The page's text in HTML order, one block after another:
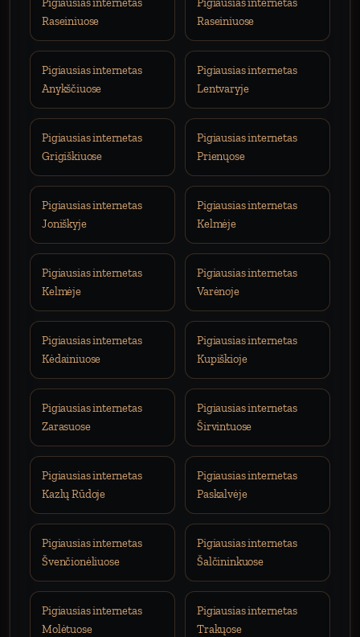
Raseiniuose
Raseiniuose
Pigiausias internetas
Anykščiuose
Pigiausias internetas
Lentvaryje
Pigiausias internetas
Grigiškiuose
Pigiausias internetas
Prienųose
Pigiausias internetas
Joniškyje
Pigiausias internetas
Kelmėje
Pigiausias internetas
Kelmėje
Pigiausias internetas
Varėnoje
Pigiausias internetas
Kėdainiuose
Pigiausias internetas
Kupiškioje
Pigiausias internetas
Zarasuose
Pigiausias internetas
Širvintuose
Pigiausias internetas
Kazlų Rūdoje
Pigiausias internetas
Paskalvėje
Pigiausias internetas
Švenčionėliuose
Pigiausias internetas
Šalčininkuose
Pigiausias internetas
Molėtuose
Pigiausias internetas
Trakųose